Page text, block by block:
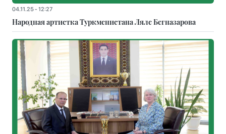
04.11.25 - 12:27
Народная артистка Туркменистана Ляле Бегназарова